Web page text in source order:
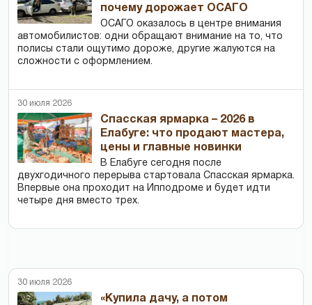
почему дорожает ОСАГО
ОСАГО оказалось в центре внимания
автомобилистов: одни обращают внимание на то, что
полисы стали ощутимо дороже, другие жалуются на
сложности с оформлением.
30 июля 2026
Спасская ярмарка – 2026 в
Елабуге: что продают мастера,
цены и главные новинки
В Елабуге сегодня после
двухгодичного перерыва стартовала Спасская ярмарка.
Впервые она проходит на Ипподроме и будет идти
четыре дня вместо трех.
30 июля 2026
«Купила дачу, а потом